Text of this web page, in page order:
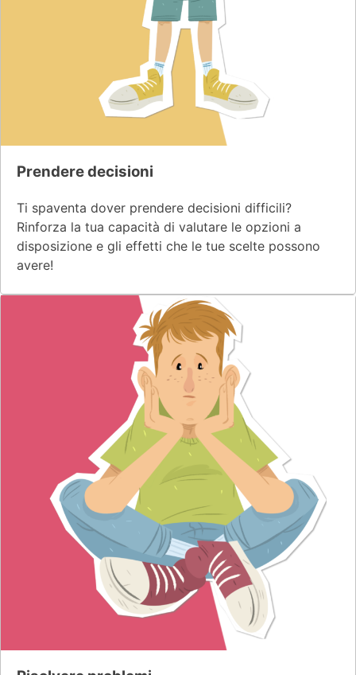
Prendere decisioni
Ti spaventa dover prendere decisioni difficili?
Rinforza la tua capacità di valutare le opzioni a
disposizione e gli effetti che le tue scelte possono
avere!